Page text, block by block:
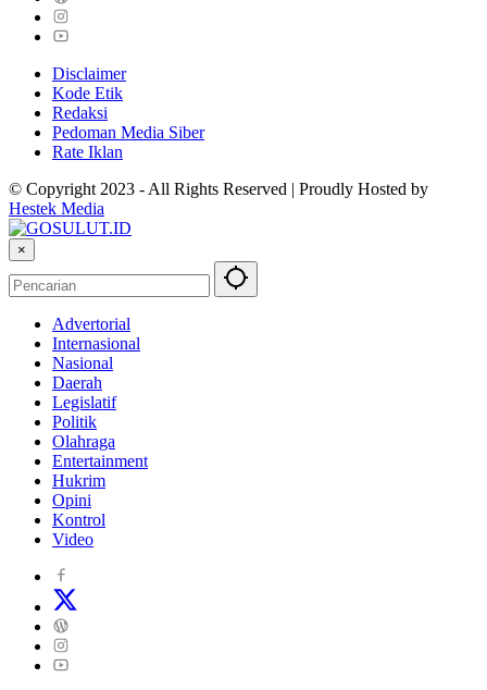
Disclaimer
Kode Etik
Redaksi
Pedoman Media Siber
Rate Iklan
© Copyright 2023 - All Rights Reserved | Proudly Hosted by
Hestek Media
×
Advertorial
Internasional
Nasional
Daerah
Legislatif
Politik
Olahraga
Entertainment
Hukrim
Opini
Kontrol
Video